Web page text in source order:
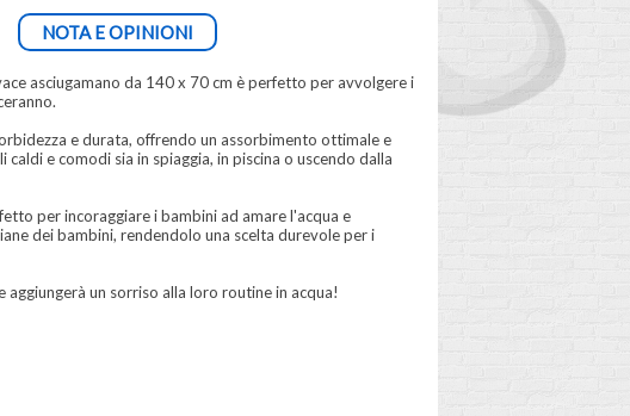
NOTA E OPINIONI
asciugamano da 140 x 70 cm è perfetto per avvolgere i
e durata, offrendo un assorbimento ottimale e
e comodi sia in spiaggia, in piscina o uscendo dalla
per incoraggiare i bambini ad amare l'acqua e
dei bambini, rendendolo una scelta durevole per i
un sorriso alla loro routine in acqua!